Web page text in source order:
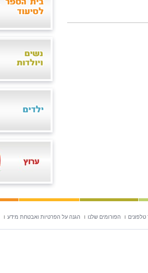
הפורומים שלנו הגנה על הפרטיות ואבטחת מידע